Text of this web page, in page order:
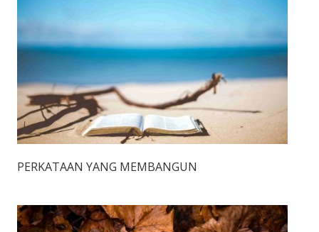
PERKATAAN YANG MEMBANGUN